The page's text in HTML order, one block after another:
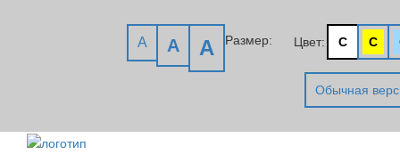
Размер:
A A A Цвет: C C
Обычная